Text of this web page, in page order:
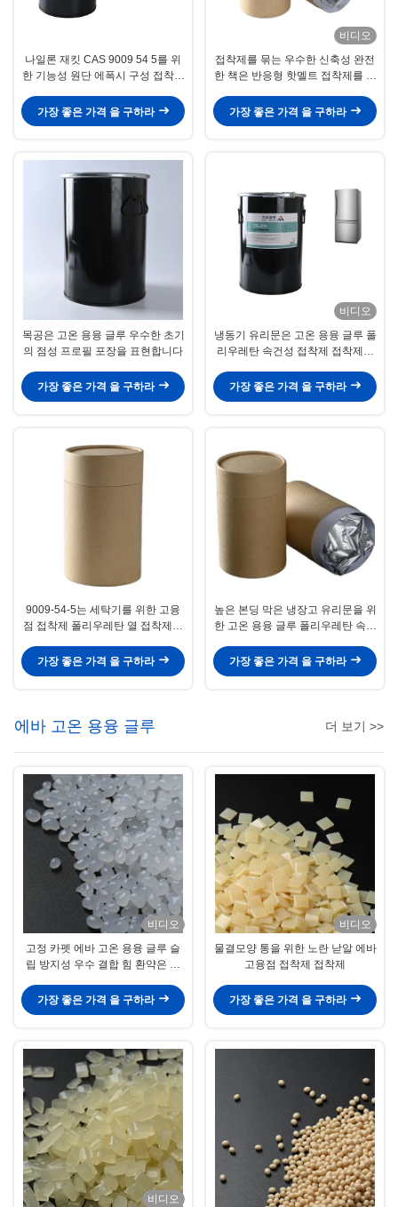
나일론 재킷 CAS 9009 54 5를 위
한 기능성 원단 에폭시 구성 접착제
가장 좋은 가격 을 구하라
비디오
접착제를 묶는 우수한 신축성 완전
한 책은 반응형 핫멜트 접착제를 표
가장 좋은 가격 을 구하라
목공은 고온 용융 글루 우수한 초기
의 점성 프로필 포장을 표현합니다
가장 좋은 가격 을 구하라
비디오
냉동기 유리문은 고온 용융 글루 폴
리우레탄 속건성 접착제 접착제를
가장 좋은 가격 을 구하라
9009-54-5는 세탁기를 위한 고융
점 접착제 폴리우레탄 열 접착제를
가장 좋은 가격 을 구하라
높은 본딩 막은 냉장고 유리문을 위
한 고온 용융 글루 폴리우레탄 속건
가장 좋은 가격 을 구하라
에바 고온 용융 글루 더 보기 >>
비디오
고정 카펫 에바 고온 용융 글루 슬
립 방지성 우수 결합 힘 환약은 낟
가장 좋은 가격 을 구하라
비디오
물결모양 통을 위한 노란 낟알 에바
고융점 접착제 접착제
가장 좋은 가격 을 구하라
비디오